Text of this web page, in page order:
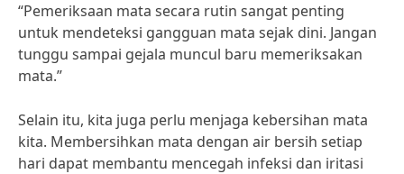
“Pemeriksaan mata secara rutin sangat penting
untuk mendeteksi gangguan mata sejak dini. Jangan
tunggu sampai gejala muncul baru memeriksakan
mata.”
Selain itu, kita juga perlu menjaga kebersihan mata
kita. Membersihkan mata dengan air bersih setiap
hari dapat membantu mencegah infeksi dan iritasi